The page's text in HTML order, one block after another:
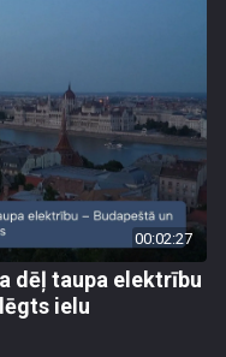
00:02:27
dēļ taupa elektrību
ielu